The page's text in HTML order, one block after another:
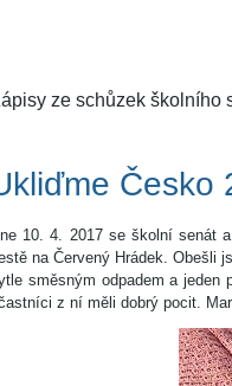
ze schůzek školního
Česko
10. 4. 2017 se školní senát
na Červený Hrádek. Obešli
směsným odpadem a
z ní měli dobrý pocit.